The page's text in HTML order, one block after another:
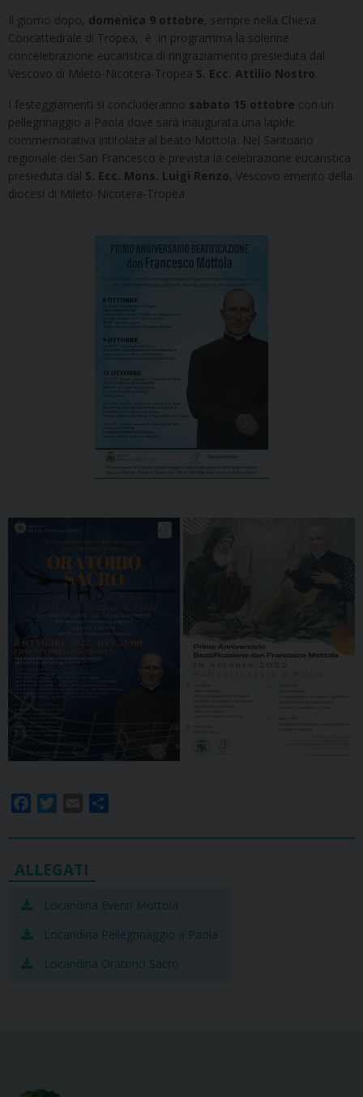
Il giorno dopo, domenica 9 ottobre , sempre nella Chiesa
Concattedrale di Tropea, è in programma la solenne
concelebrazione eucaristica di ringraziamento presieduta dal
Vescovo di Mileto-Nicotera-Tropea S. Ecc. Attilio Nostro
I festeggiamenti si concluderanno sabato 15 ottobre con un
pellegrinaggio a Paola dove sarà inaugurata una lapide
commemorativa intitolata al beato Mottola. Nel Santuario
regionale dei San Francesco è prevista la celebrazione eucaristica
presieduta dal S. Ecc. Mons. Luigi Renzo , Vescovo emerito della
diocesi di Mileto-Nicotera-Tropea
c
e
b
k
i
t
t
e
a
i
l
a
Locandina Eventi Mottola
Locandina Pellegrinaggio a Paola
Locandina Oratorio Sacro